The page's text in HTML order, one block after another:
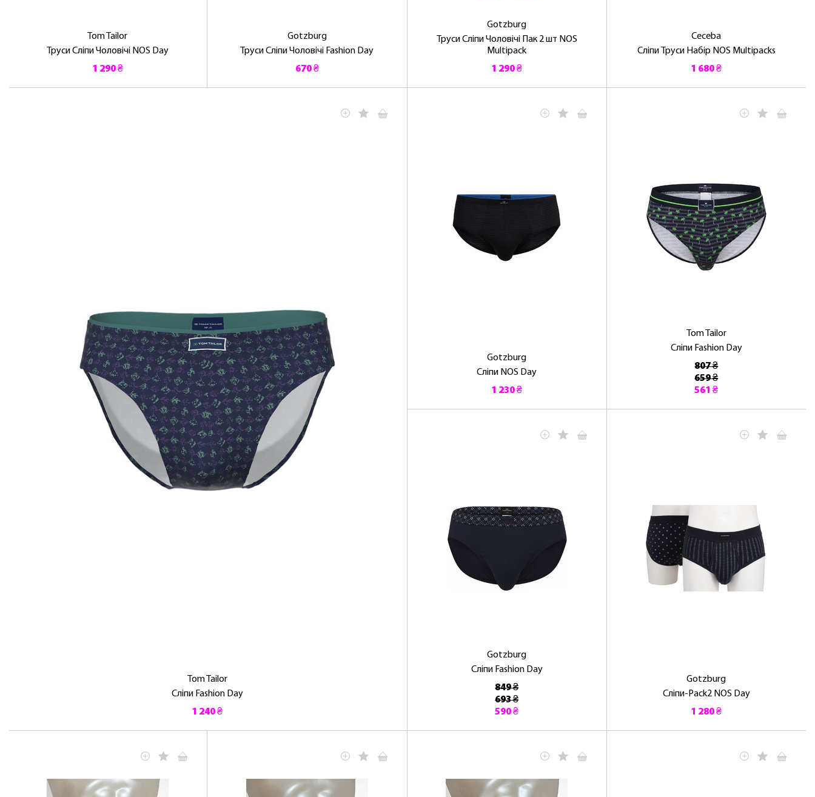
Tom Tailor
Труси Сліпи Чоловічі NOS Day
1 290 ₴
Gotzburg
Труси Сліпи Чоловічі Fashion Day
670 ₴
Gotzburg
Труси Сліпи Чоловічі Пак 2 шт NOS
Multipack
1 290 ₴
Ceceba
Сліпи Труси Набір NOS Multipacks
1 680 ₴
Tom Tailor
Сліпи Fashion Day
1 240 ₴
Gotzburg
Сліпи NOS Day
1 230 ₴
Tom Tailor
Сліпи Fashion Day
807 ₴
659 ₴
561 ₴
Gotzburg
Сліпи Fashion Day
849 ₴
693 ₴
590 ₴
Gotzburg
Сліпи-Pack2 NOS Day
1 280 ₴